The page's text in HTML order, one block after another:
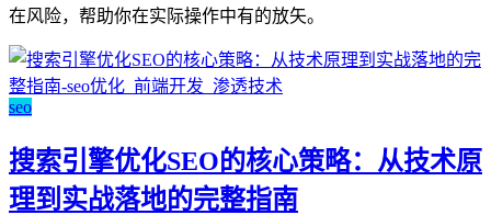
在风险，帮助你在实际操作中有的放矢。
seo
搜索引擎优化SEO的核心策略：从技术原
理到实战落地的完整指南